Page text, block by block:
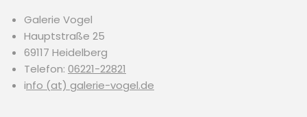
Galerie Vogel
Hauptstraße 25
69117 Heidelberg
Telefon: 06221-22821
info (at) galerie-vogel.de